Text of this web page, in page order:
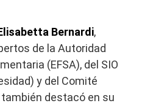
Bernardi,
de la Autoridad
(EFSA), del SIO
y del Comité
también destacó en su